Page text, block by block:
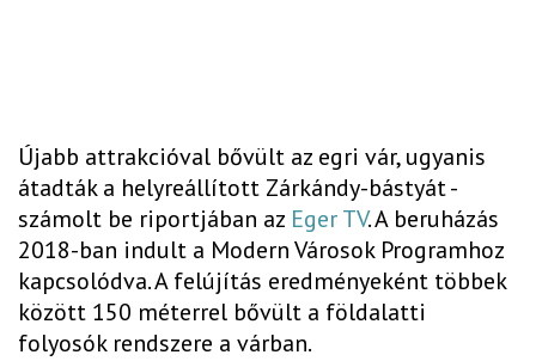
Újabb attrakcióval bővült az egri vár, ugyanis
átadták a helyreállított Zárkándy-bástyát -
számolt be riportjában az Eger TV. A beruházás
2018-ban indult a Modern Városok Programhoz
kapcsolódva. A felújítás eredményeként többek
között 150 méterrel bővült a földalatti
folyosók rendszere a várban.